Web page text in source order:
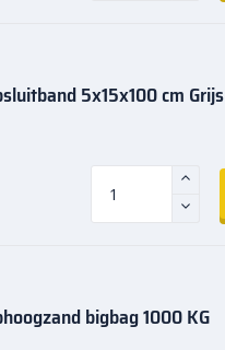
5x15x100 cm Grijs
bigbag 1000 KG